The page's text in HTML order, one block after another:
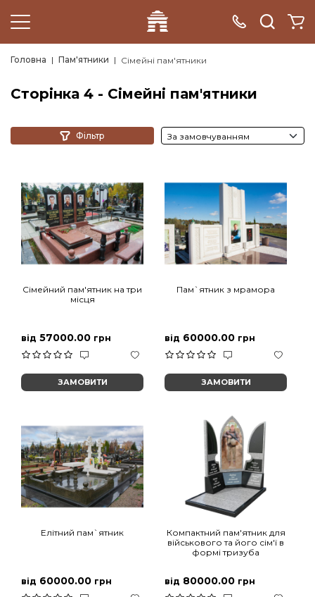
Головна Пам'ятники Сімейні пам'ятники
Сторінка 4 - Сімейні пам'ятники
Фільтр
Сімейний пам'ятник на три
місця
від 57000.00 грн
ЗАМОВИТИ
Пам`ятник з мрамора
від 60000.00 грн
ЗАМОВИТИ
Елітний пам`ятник
від 60000.00 грн
Компактний пам'ятник для
військового та його сім'ї в
формі тризуба
від 80000.00 грн